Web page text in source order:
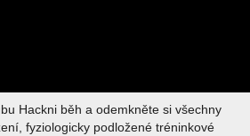
Hackni běh a odemkněte si všechny
fyziologicky podložené tréninkové